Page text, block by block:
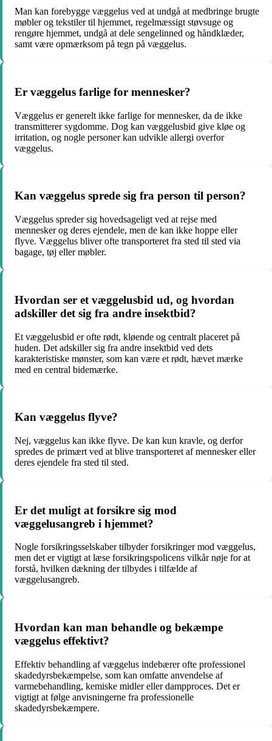
Man kan forebygge væggelus ved at undgå at medbringe brugte
møbler og tekstiler til hjemmet, regelmæssigt støvsuge og
rengøre hjemmet, undgå at dele sengelinned og håndklæder,
samt være opmærksom på tegn på væggelus.
Er væggelus farlige for mennesker?
Væggelus er generelt ikke farlige for mennesker, da de ikke
transmitterer sygdomme. Dog kan væggelusbid give kløe og
irritation, og nogle personer kan udvikle allergi overfor
væggelus.
Kan væggelus sprede sig fra person til person?
Væggelus spreder sig hovedsageligt ved at rejse med
mennesker og deres ejendele, men de kan ikke hoppe eller
flyve. Væggelus bliver ofte transporteret fra sted til sted via
bagage, tøj eller møbler.
Hvordan ser et væggelusbid ud, og hvordan
adskiller det sig fra andre insektbid?
Et væggelusbid er ofte rødt, kløende og centralt placeret på
huden. Det adskiller sig fra andre insektbid ved dets
karakteristiske mønster, som kan være et rødt, hævet mærke
med en central bidemærke.
Kan væggelus flyve?
Nej, væggelus kan ikke flyve. De kan kun kravle, og derfor
spredes de primært ved at blive transporteret af mennesker eller
deres ejendele fra sted til sted.
Er det muligt at forsikre sig mod
væggelusangreb i hjemmet?
Nogle forsikringsselskaber tilbyder forsikringer mod væggelus,
men det er vigtigt at læse forsikringspolicens vilkår nøje for at
forstå, hvilken dækning der tilbydes i tilfælde af
væggelusangreb.
Hvordan kan man behandle og bekæmpe
væggelus effektivt?
Effektiv behandling af væggelus indebærer ofte professionel
skadedyrsbekæmpelse, som kan omfatte anvendelse af
varmebehandling, kemiske midler eller dampproces. Det er
vigtigt at følge anvisningerne fra professionelle
skadedyrsbekæmpere.